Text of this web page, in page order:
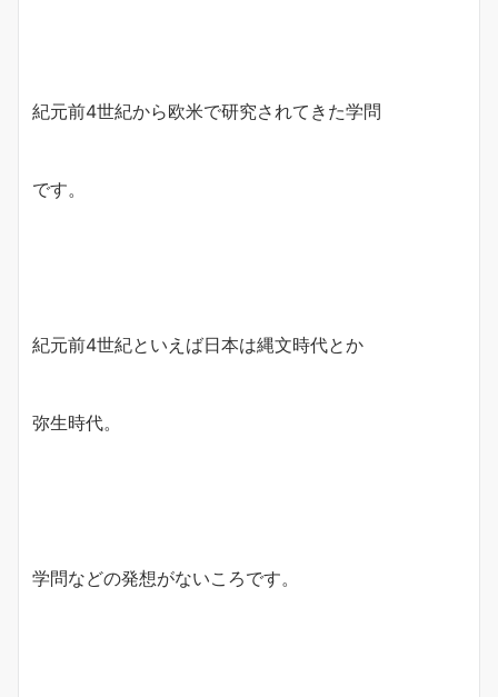
紀元前4世紀から欧米で研究されてきた学問
です。
紀元前4世紀といえば日本は縄文時代とか
弥生時代。
学問などの発想がないころです。